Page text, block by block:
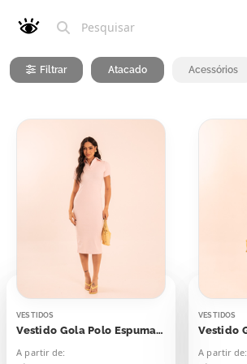
Filtrar Atacado Acessórios
VESTIDOS
Vestido Gola Polo Espumante Rosé
A partir de:
VESTIDOS
A partir de: